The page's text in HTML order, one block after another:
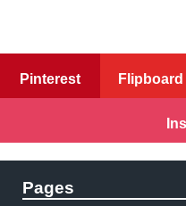
Pinterest Flipboard
Pages